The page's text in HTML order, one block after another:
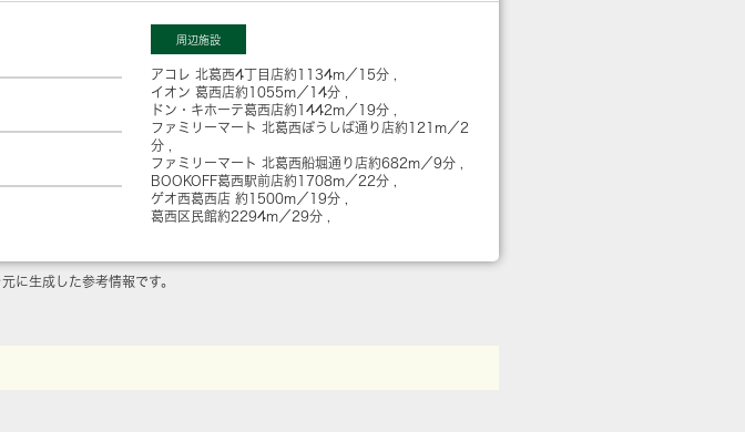
周辺施設
アコレ 北葛西4丁目店約1134m／15分
イオン 葛西店約1055m／14分
ドン・キホーテ葛西店約1442m／19分
ファミリーマート 北葛西ぼうしば通り店約121m／2
分
ファミリーマート 北葛西船堀通り店約682m／9分
BOOKOFF葛西駅前店約1708m／22分
ゲオ西葛西店 約1500m／19分
葛西区民館約2294m／29分
に生成した参考情報です。